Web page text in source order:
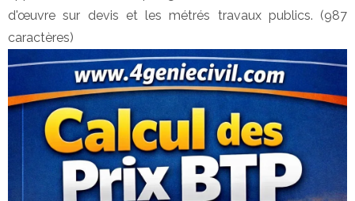
d'œuvre sur devis et les métrés travaux publics. (987
caractères)